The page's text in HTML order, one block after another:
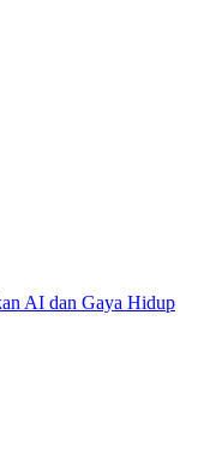
AI dan Gaya Hidup